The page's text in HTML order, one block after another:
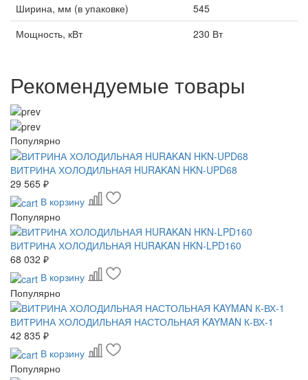
Ширина, мм (в упаковке)
545
Мощность, кВт
230 Вт
Рекомендуемые товары
Популярно
ВИТРИНА ХОЛОДИЛЬНАЯ HURAKAN HKN-UPD68
29 565 ₽
В корзину
Популярно
ВИТРИНА ХОЛОДИЛЬНАЯ HURAKAN HKN-LPD160
68 032 ₽
В корзину
Популярно
ВИТРИНА ХОЛОДИЛЬНАЯ НАСТОЛЬНАЯ KAYMAN К-ВХ-1
42 835 ₽
В корзину
Популярно